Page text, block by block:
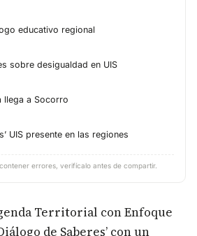
educativo regional
sobre desigualdad en UIS
llega a Socorro
UIS presente en las regiones
errores, verifícalo antes de compartir.
Territorial con Enfoque
de Saberes’ con un